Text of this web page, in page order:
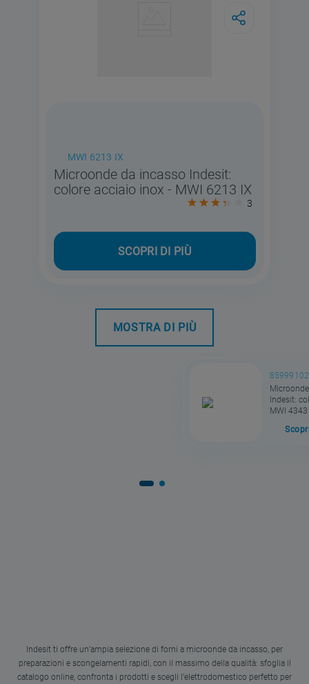
MWI 6213 IX
Microonde da incasso Indesit:
colore acciaio inox - MWI 6213 IX
3
SCOPRI DI PIÙ
MOSTRA DI PIÙ
Indesit:
MWI 4343
Indesit ti offre un’ampia selezione di forni a microonde da incasso, per
preparazioni e scongelamenti rapidi, con il massimo della qualità: sfoglia il
catalogo online, confronta i prodotti e scegli l’elettrodomestico perfetto per